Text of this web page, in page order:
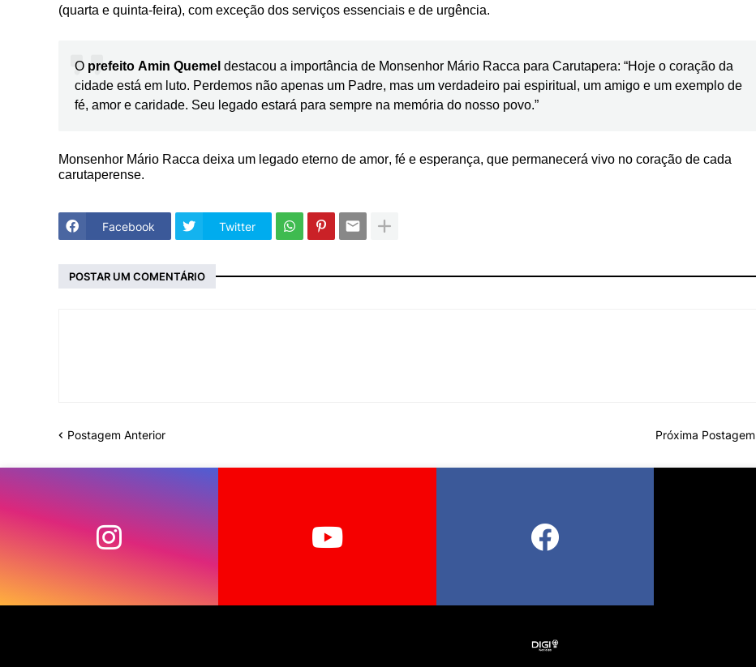
(quarta e quinta-feira), com exceção dos serviços essenciais e de urgência.
O prefeito Amin Quemel destacou a importância de Monsenhor Mário Racca para Carutapera: “Hoje o coração da
cidade está em luto. Perdemos não apenas um Padre, mas um verdadeiro pai espiritual, um amigo e um exemplo de
fé, amor e caridade. Seu legado estará para sempre na memória do nosso povo.”
Monsenhor Mário Racca deixa um legado eterno de amor, fé e esperança, que permanecerá vivo no coração de cada
carutaperense.
Facebook Twitter
POSTAR UM COMENTÁRIO
Postagem Anterior Próxima Postagem